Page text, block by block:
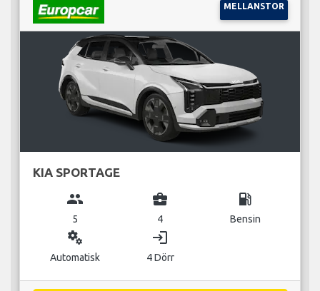
MELLANSTOR
KIA SPORTAGE
group
5
business_center
4
local_gas_station
Bensin
miscellaneous_services
Automatisk
login
4 Dörr